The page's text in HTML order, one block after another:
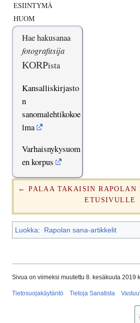
ESIINTYMÄ
HUOM
Hae hakusanaa
fotografitsija
KORPista
Kansalliskirjasto
n
sanomalehtikokoe
lma
Varhaisnykysuom
en korpus
← PALAA TAKAISIN RAPOLAN
ETUSIVULLE
Luokka: Rapolan sana-artikkelit
Sivua on viimeksi muutettu 8. kesäkuuta 2019
Tietosuojakäytäntö Tietoja Sanatista